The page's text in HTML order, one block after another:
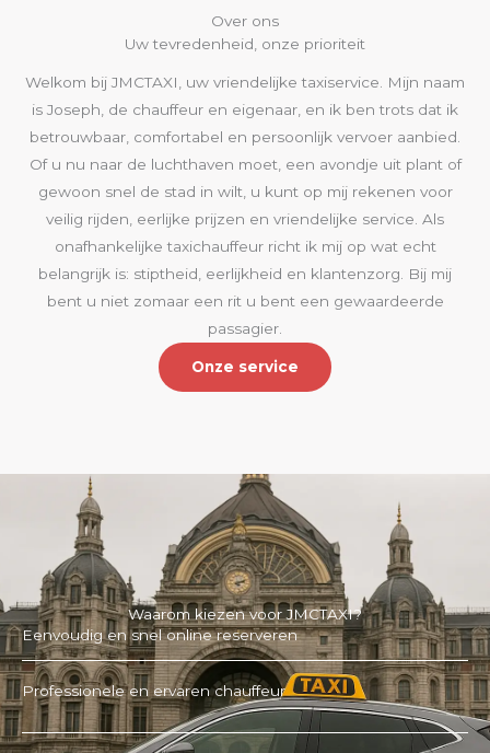
Over ons
Uw tevredenheid, onze prioriteit
Welkom bij JMCTAXI, uw vriendelijke taxiservice. Mijn naam
is Joseph, de chauffeur en eigenaar, en ik ben trots dat ik
betrouwbaar, comfortabel en persoonlijk vervoer aanbied.
Of u nu naar de luchthaven moet, een avondje uit plant of
gewoon snel de stad in wilt, u kunt op mij rekenen voor
veilig rijden, eerlijke prijzen en vriendelijke service. Als
onafhankelijke taxichauffeur richt ik mij op wat echt
belangrijk is: stiptheid, eerlijkheid en klantenzorg. Bij mij
bent u niet zomaar een rit u bent een gewaardeerde
passagier.
Onze service
Waarom kiezen voor JMCTAXI?
Eenvoudig en snel online reserveren
Professionele en ervaren chauffeur